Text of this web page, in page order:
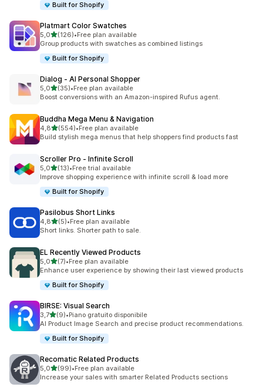
Built for Shopify
Platmart Color Swatches
5,0stelle su 5
(126)
126 recensioni totali
•Free plan available
Group products with swatches as combined listings
Built for Shopify
Dialog ‑ AI Personal Shopper
5,0stelle su 5
(35)
35 recensioni totali
•Free plan available
Boost conversions with an Amazon-inspired Rufus agent.
Buddha Mega Menu & Navigation
4,8stelle su 5
(554)
554 recensioni totali
•Free plan available
Build stylish mega menus that help shoppers find products fast
Scroller Pro ‑ Infinite Scroll
5,0stelle su 5
(13)
13 recensioni totali
•Free trial available
Improve shopping experience with infinite scroll & load more
Built for Shopify
Pasilobus Short Links
4,8stelle su 5
(5)
5 recensioni totali
•Free plan available
Short links. Shorter path to sale.
EL Recently Viewed Products
5,0stelle su 5
(7)
7 recensioni totali
•Free plan available
Enhance user experience by showing their last viewed products
Built for Shopify
BIRSE: Visual Search
3,7stelle su 5
(9)
9 recensioni totali
•Piano gratuito disponibile
AI Product Image Search and precise product recommendations.
Built for Shopify
Recomatic Related Products
5,0stelle su 5
(99)
99 recensioni totali
•Free plan available
Increase your sales with smarter Related Products sections